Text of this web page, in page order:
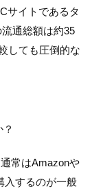
サイトであるタ
通総額は約35
しても圧倒的な
常はAmazonや
入するのが一般